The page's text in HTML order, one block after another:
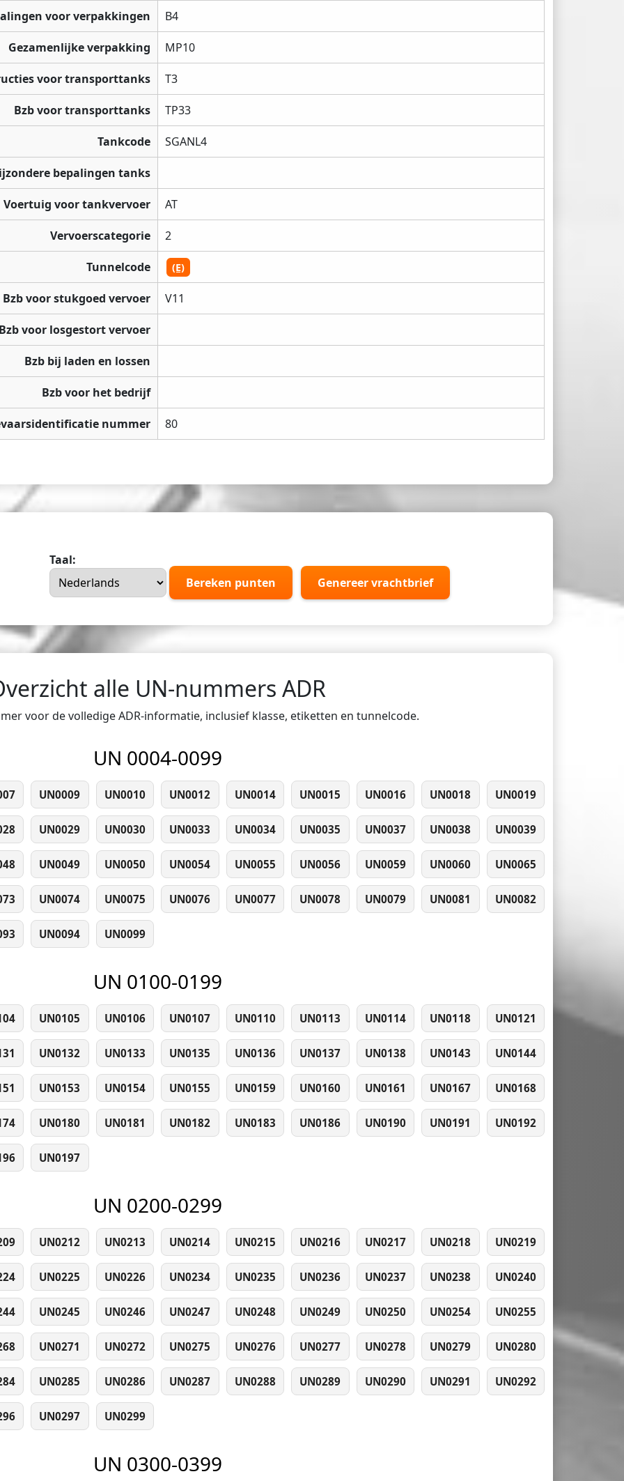
voor verpakkingen B4
Gezamenlijke verpakking MP10
voor transporttanks T3
Bzb voor transporttanks TP33
Tankcode SGANL4
bepalingen tanks
Voertuig voor tankvervoer AT
Vervoerscategorie 2
Tunnelcode (E)
Bzb voor stukgoed vervoer V11
voor losgestort vervoer
Bzb bij laden en lossen
Bzb voor het bedrijf
nummer 80
Taal:
Bereken punten
Genereer vrachtbrief
alle UN-nummers ADR
voor de volledige ADR-informatie, inclusief klasse, etiketten en tunnelcode.
UN 0004-0099
UN0009 UN0010 UN0012 UN0014 UN0015 UN0016 UN0018 UN0019
UN0029 UN0030 UN0033 UN0034 UN0035 UN0037 UN0038 UN0039
UN0049 UN0050 UN0054 UN0055 UN0056 UN0059 UN0060 UN0065
UN0074 UN0075 UN0076 UN0077 UN0078 UN0079 UN0081 UN0082
UN0094 UN0099
UN 0100-0199
UN0105 UN0106 UN0107 UN0110 UN0113 UN0114 UN0118 UN0121
UN0132 UN0133 UN0135 UN0136 UN0137 UN0138 UN0143 UN0144
UN0153 UN0154 UN0155 UN0159 UN0160 UN0161 UN0167 UN0168
UN0180 UN0181 UN0182 UN0183 UN0186 UN0190 UN0191 UN0192
UN0197
UN 0200-0299
UN0212 UN0213 UN0214 UN0215 UN0216 UN0217 UN0218 UN0219
UN0225 UN0226 UN0234 UN0235 UN0236 UN0237 UN0238 UN0240
UN0245 UN0246 UN0247 UN0248 UN0249 UN0250 UN0254 UN0255
UN0271 UN0272 UN0275 UN0276 UN0277 UN0278 UN0279 UN0280
UN0285 UN0286 UN0287 UN0288 UN0289 UN0290 UN0291 UN0292
UN0297 UN0299
UN 0300-0399